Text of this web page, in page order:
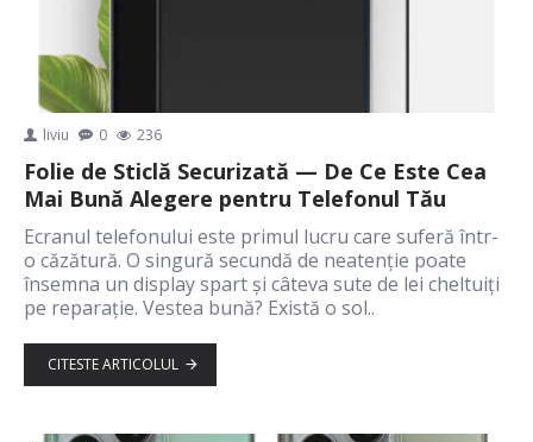
liviu 0 236
Folie de Sticlă Securizată — De Ce Este Cea
Mai Bună Alegere pentru Telefonul Tău
Ecranul telefonului este primul lucru care suferă într-
o căzătură. O singură secundă de neatenție poate
însemna un display spart și câteva sute de lei cheltuiți
pe reparație. Vestea bună? Există o sol..
CITESTE ARTICOLUL